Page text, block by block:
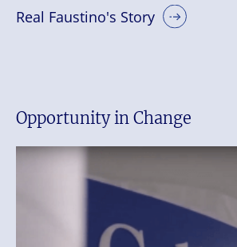
Real Faustino's Story
Opportunity in Change